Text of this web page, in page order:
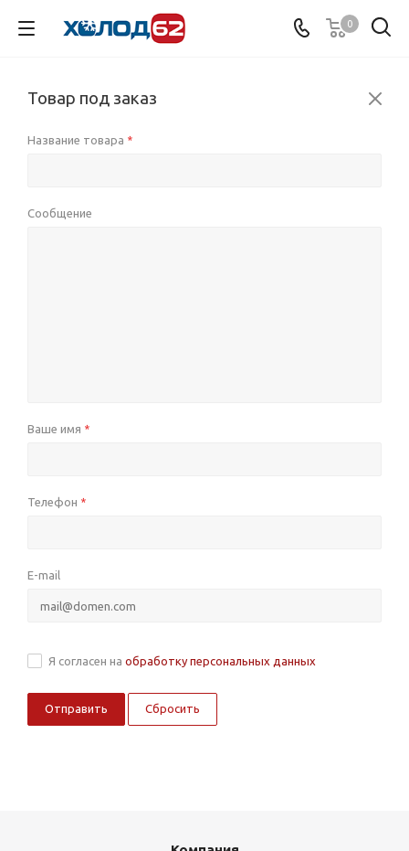
0
Товар под заказ
Название товара *
Сообщение
Ваше имя *
Телефон *
E-mail
Я согласен на обработку персональных данных
Сбросить